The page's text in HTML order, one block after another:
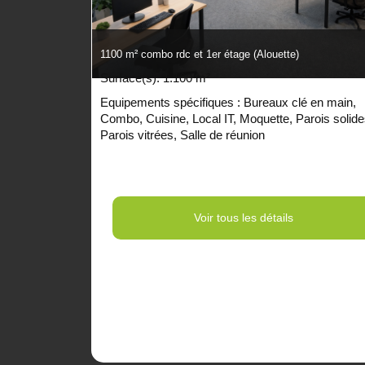
1100 m² combo rdc et 1er étage (Alouette)
Surface(s): 1.100 m²
Equipements spécifiques : Bureaux clé en main,
Combo, Cuisine, Local IT, Moquette, Parois
Parois vitrées, Salle de réunion
Voir tous les détails